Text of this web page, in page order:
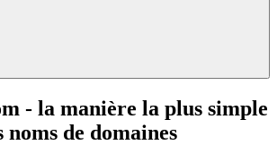
- la manière la plus simple
noms de domaines